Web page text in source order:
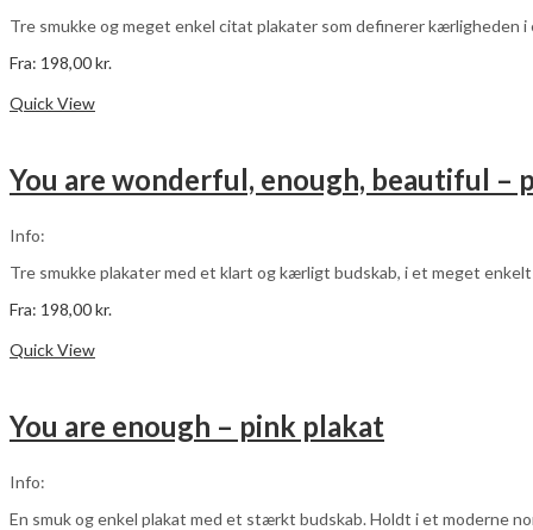
varesiden
Tre smukke og meget enkel citat plakater som definerer kærligheden
Fra: 198,00kr.
Mulighederne
varesiden
Quick View
You are wonderful, enough, beautiful –
Info:
Tre smukke plakater med et klart og kærligt budskab, i et meget
Fra: 198,00kr.
Mulighederne
varesiden
Quick View
You are enough – pink plakat
Info:
En smuk og enkel plakat med et stærkt budskab. Holdt i et moderne